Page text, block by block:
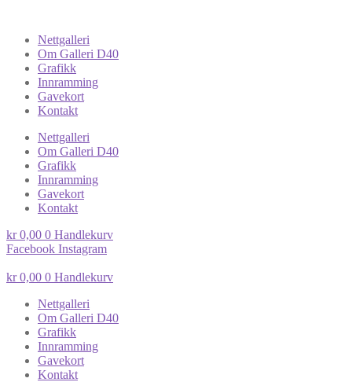
Nettgalleri
Om Galleri D40
Grafikk
Innramming
Gavekort
Kontakt
Nettgalleri
Om Galleri D40
Grafikk
Innramming
Gavekort
Kontakt
kr0,00 0 Handlekurv
Facebook Instagram
kr0,00 0 Handlekurv
Nettgalleri
Om Galleri D40
Grafikk
Innramming
Gavekort
Kontakt